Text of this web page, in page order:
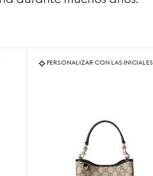
PERSONALIZAR CON LAS INICIALES